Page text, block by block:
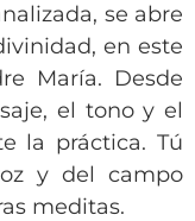
se abre
en este
María. Desde
el tono y el
la práctica. Tú
y del campo
meditas.